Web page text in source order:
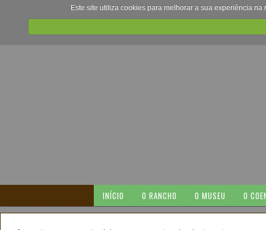
Este site utiliza cookies para melhorar a sua experiência
INÍCIO O RANCHO O MUSEU O